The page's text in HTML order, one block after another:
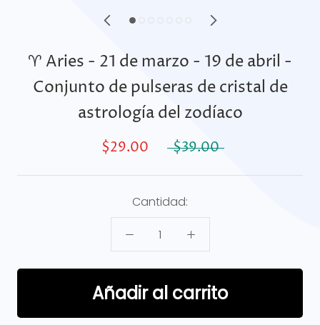
♈ Aries - 21 de marzo - 19 de abril -
Conjunto de pulseras de cristal de
astrología del zodíaco
$29.00 $39.00
Cantidad:
Añadir al carrito